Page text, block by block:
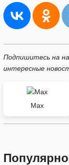
Подпишитесь на
интересные
Max